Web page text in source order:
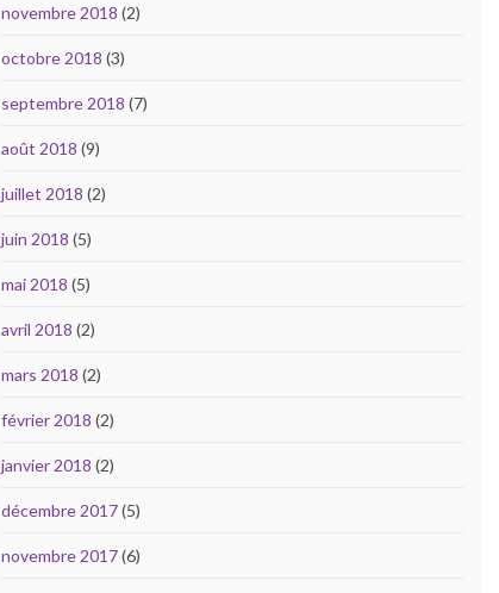
novembre 2018 (2)
octobre 2018 (3)
septembre 2018 (7)
août 2018 (9)
juillet 2018 (2)
juin 2018 (5)
mai 2018 (5)
avril 2018 (2)
mars 2018 (2)
février 2018 (2)
janvier 2018 (2)
décembre 2017(5)
novembre 2017(6)